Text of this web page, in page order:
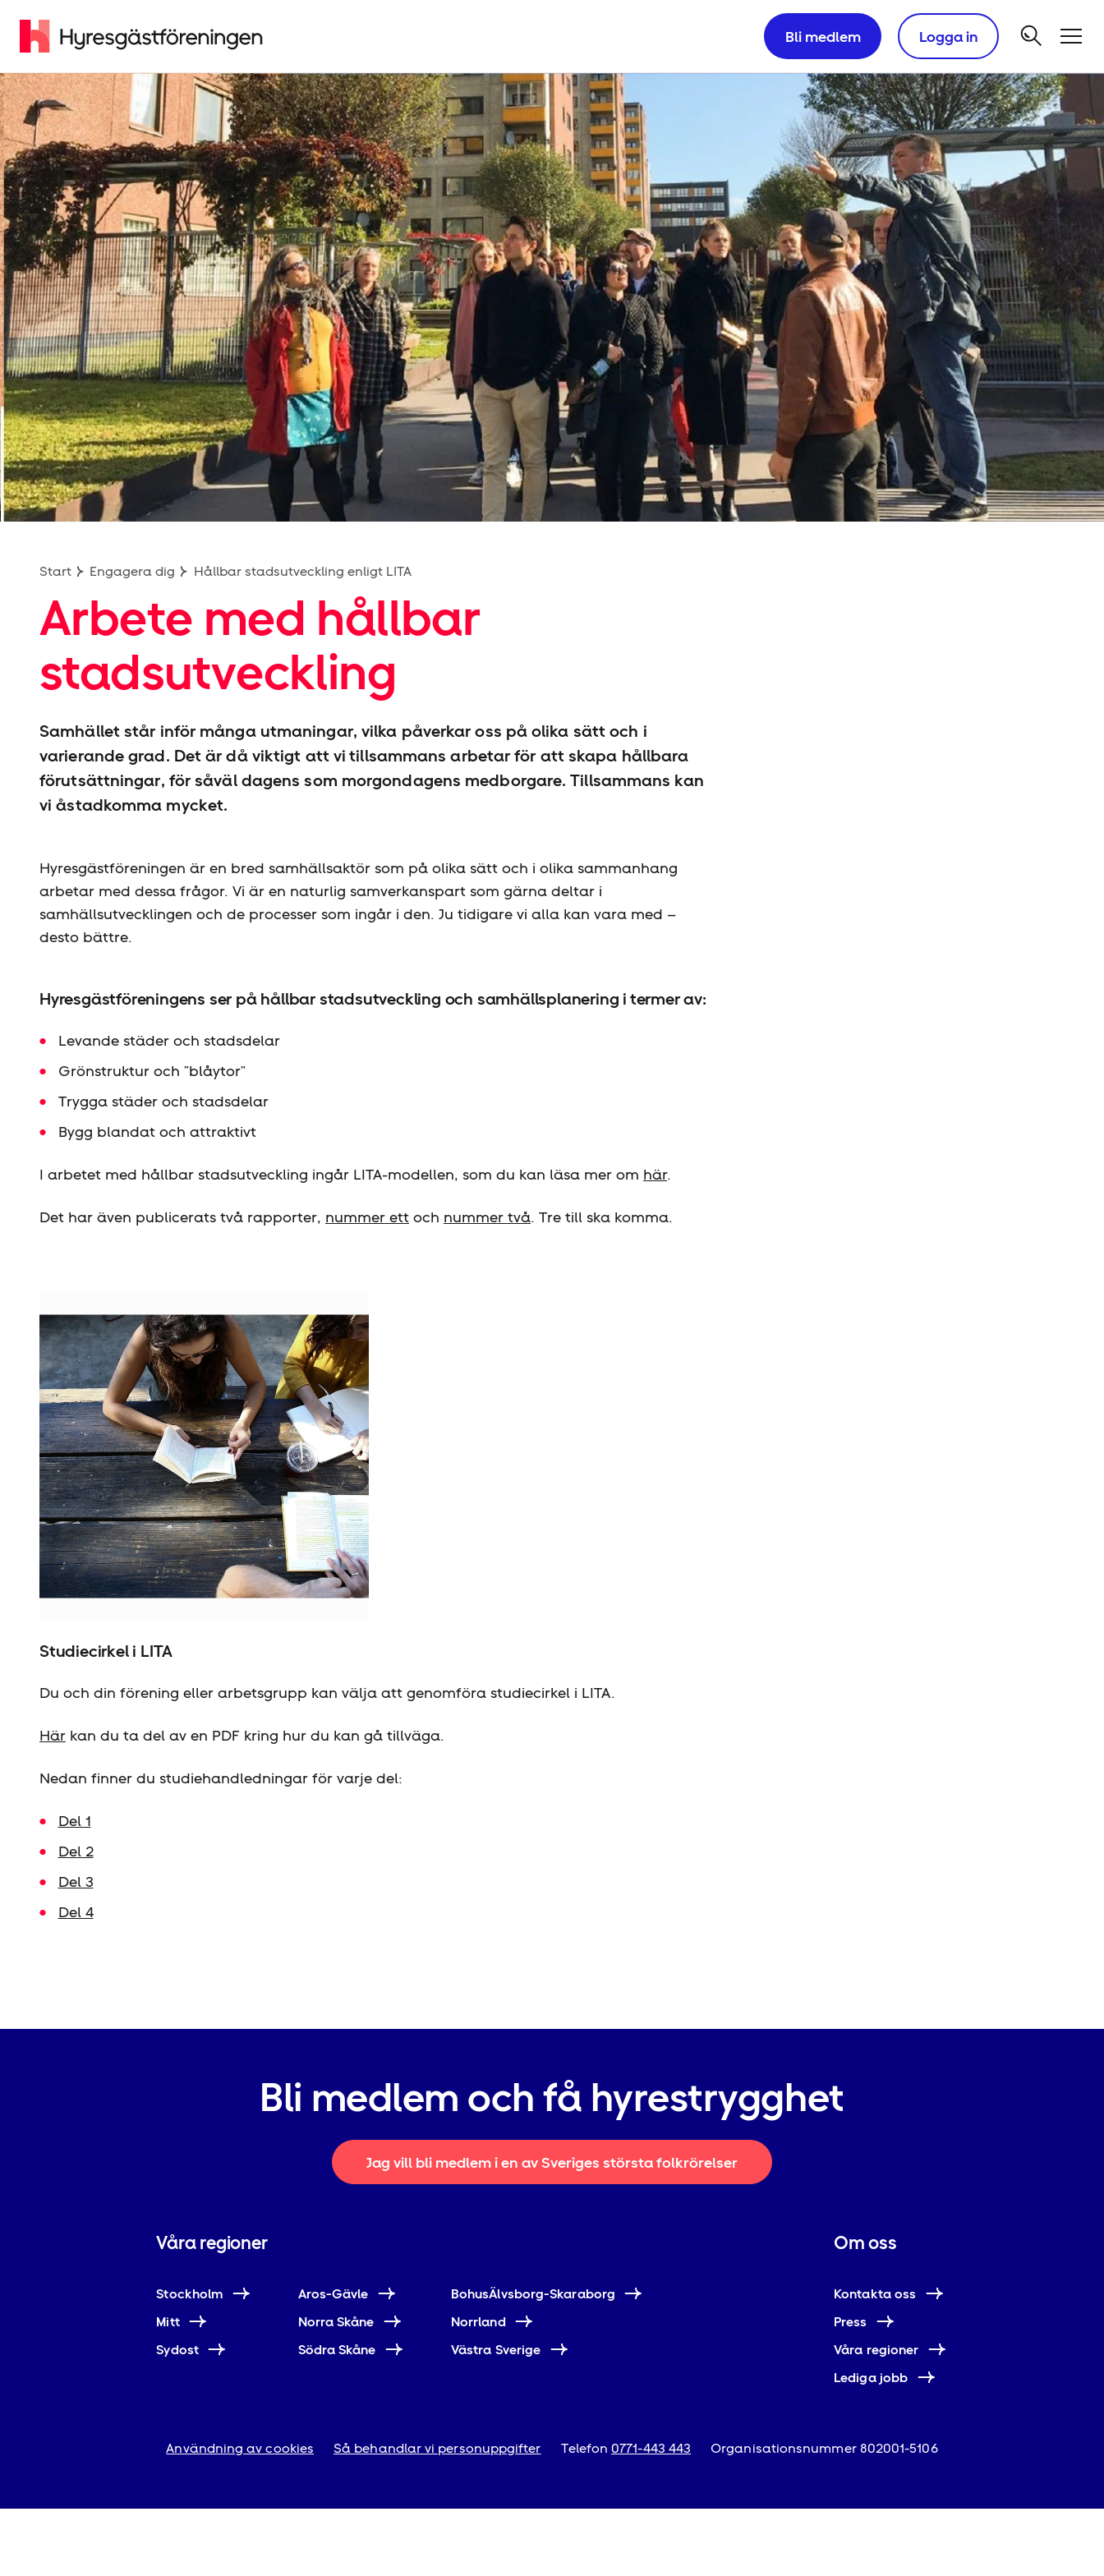
Bli medlem Logga in
Start Engagera dig Hållbar stadsutveckling enligt LITA
Arbete med hållbar
stadsutveckling
Samhället står inför många utmaningar, vilka påverkar oss på olika sätt och i
varierande grad. Det är då viktigt att vi tillsammans arbetar för att skapa hållbara
förutsättningar, för såväl dagens som morgondagens medborgare. Tillsammans kan
vi åstadkomma mycket.
Hyresgäst­föreningen är en bred samhällsaktör som på olika sätt och i olika sammanhang
arbetar med dessa frågor. Vi är en naturlig samverkanspart som gärna deltar i
samhällsutvecklingen och de processer som ingår i den. Ju tidigare vi alla kan vara med –
desto bättre.
Hyresgäst­föreningens ser på hållbar stadsutveckling och samhällsplanering i termer av:
Levande städer och stadsdelar
Grönstruktur och ”blåytor”
Trygga städer och stadsdelar
Bygg blandat och attraktivt
I arbetet med hållbar stadsutveckling ingår LITA-modellen, som du kan läsa mer om här.
Det har även publicerats två rapporter, nummer ett och nummer två. Tre till ska komma.
Studiecirkel i LITA
Du och din förening eller arbetsgrupp kan välja att genomföra studiecirkel i LITA.
Här kan du ta del av en PDF kring hur du kan gå tillväga.
Nedan finner du studiehandledningar för varje del:
Del 1
Del 2
Del 3
Del 4
Bli medlem och få hyrestrygghet
Jag vill bli medlem i en av Sveriges största folkrörelser
Våra regioner
Stockholm Aros-Gävle
BohusÄlvsborg-Skaraborg
Mitt
Norra Skåne
Norrland
Sydost
Södra Skåne Västra Sverige
Om oss
Kontakta oss
Press
Våra regioner
Lediga jobb
Användning av cookies Så behandlar vi personuppgifter Telefon0771-443 443 Organisationsnummer 802001-5106